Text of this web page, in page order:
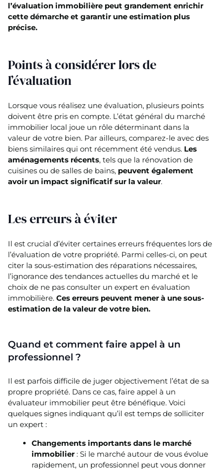
l’évaluation immobilière peut grandement enrichir
cette démarche et garantir une estimation plus
précise.
Points à considérer lors de
l’évaluation
Lorsque vous réalisez une évaluation, plusieurs points
doivent être pris en compte. L’état général du marché
immobilier local joue un rôle déterminant dans la
valeur de votre bien. Par ailleurs, comparez-le avec des
biens similaires qui ont récemment été vendus. Les
aménagements récents, tels que la rénovation de
cuisines ou de salles de bains, peuvent également
avoir un impact significatif sur la valeur.
Les erreurs à éviter
Il est crucial d’éviter certaines erreurs fréquentes lors de
l’évaluation de votre propriété. Parmi celles-ci, on peut
citer la sous-estimation des réparations nécessaires,
l’ignorance des tendances actuelles du marché et le
choix de ne pas consulter un expert en évaluation
immobilière. Ces erreurs peuvent mener à une sous-
estimation de la valeur de votre bien.
Quand et comment faire appel à un
professionnel ?
Il est parfois difficile de juger objectivement l’état de sa
propre propriété. Dans ce cas, faire appel à un
évaluateur immobilier peut être bénéfique. Voici
quelques signes indiquant qu’il est temps de solliciter
un expert :
Changements importants dans le marché
immobilier : Si le marché autour de vous évolue
rapidement, un professionnel peut vous donner